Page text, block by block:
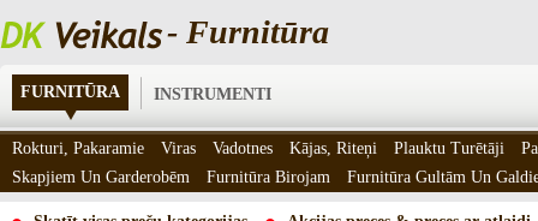
- Furnitūra
FURNITŪRA INSTRUMENTI
Rokturi, Pakaramie Viras Vadotnes Kājas, Riteņi Plauktu Turētāji
Skapjiem Un Garderobēm
Furnitūra Birojam Furnitūra Gultām Un